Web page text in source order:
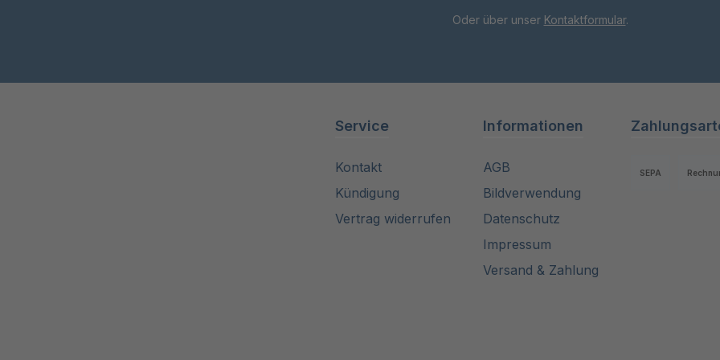
Oder über unser Kontaktformular.
Service
Kontakt
Kündigung
Vertrag widerrufen
Informationen
AGB
Bildverwendung
Datenschutz
Impressum
Versand & Zahlung
SEPA